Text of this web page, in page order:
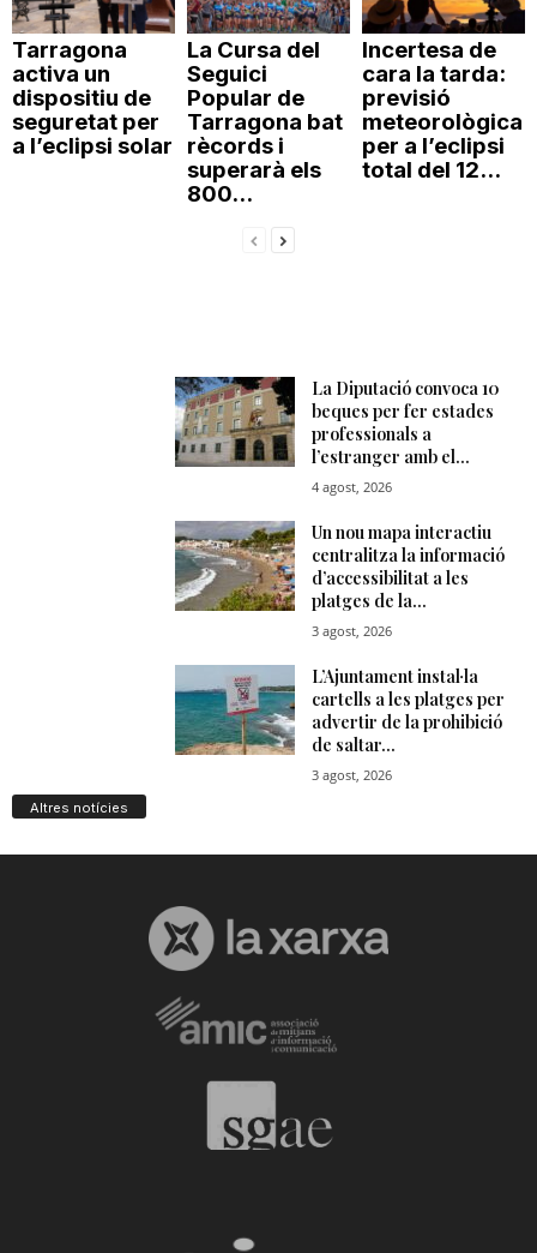
Tarragona
activa un
dispositiu de
seguretat per
a l’eclipsi solar
La Cursa del
Seguici
Popular de
Tarragona bat
rècords i
superarà els
800...
Incertesa de
cara la tarda:
previsió
meteorològica
per a l’eclipsi
total del 12...
Altres notícies